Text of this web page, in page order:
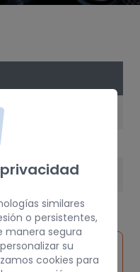
Consultar
similares
o persistentes,
manera segura
su
cookies para